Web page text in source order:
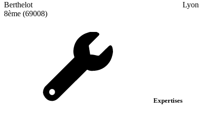
Berthelot
Lyon
8ème (69008)
Expertises